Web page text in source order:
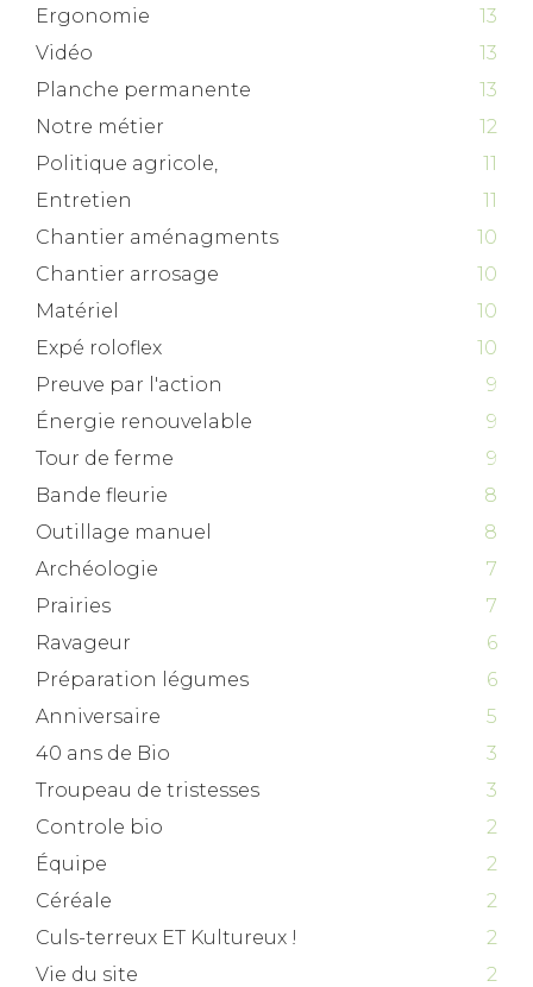
Ergonomie
13
Vidéo
13
Planche permanente
13
Notre métier
12
Politique agricole,
11
Entretien
11
Chantier aménagments
10
Chantier arrosage
10
Matériel
10
Expé roloflex
10
Preuve par l'action
9
Énergie renouvelable
9
Tour de ferme
9
Bande fleurie
8
Outillage manuel
8
Archéologie
7
Prairies
7
Ravageur
6
Préparation légumes
6
Anniversaire
5
40 ans de Bio
3
Troupeau de tristesses
3
Controle bio
2
Équipe
2
Céréale
2
Culs-terreux ET Kultureux !
2
Vie du site
2